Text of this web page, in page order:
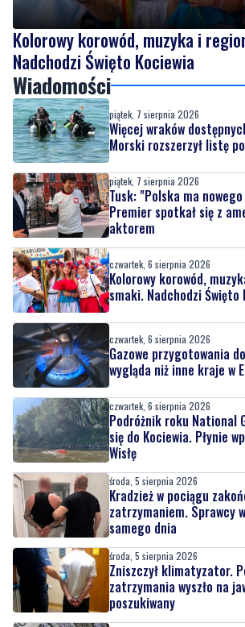
Kolorowy korowód, muzyka i
Nadchodzi Święto Kociewia
Wiadomości
piątek, 7 sierpnia 2026
Więcej wraków
Morski rozszerzył listę
piątek, 7 sierpnia 2026
Tusk: "Polska ma
Premier spotkał się z
aktorem
czwartek, 6 sierpnia 2026
Kolorowy korowód,
smaki. Nadchodzi Święto
czwartek, 6 sierpnia 2026
Gazowe przygotowania
wygląda niż inne kraje w
czwartek, 6 sierpnia 2026
Podróżnik roku National
się do Kociewia. Płynie
Wisłę
środa, 5 sierpnia 2026
Kradzież w pociągu
zatrzymaniem. Sprawcy
samego dnia
środa, 5 sierpnia 2026
Zniszczył klimatyzator.
zatrzymania wyszło na
poszukiwany